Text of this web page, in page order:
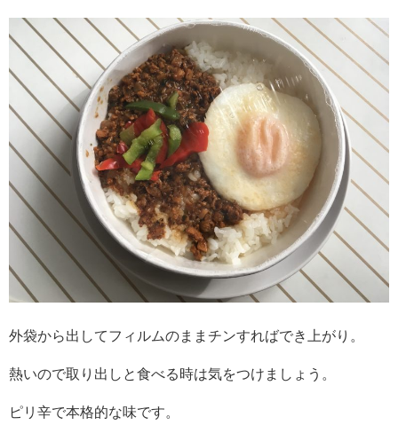
外袋から出してフィルムのままチンすればでき上がり。
熱いので取り出しと食べる時は気をつけましょう。
ピリ辛で本格的な味です。